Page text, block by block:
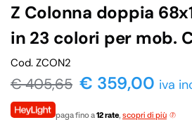
Z Colonna doppia
in 23 colori per mob.
Cod. ZCON2
€405,65 € 359,00 iva
paga fino a12 rate, scopri di più